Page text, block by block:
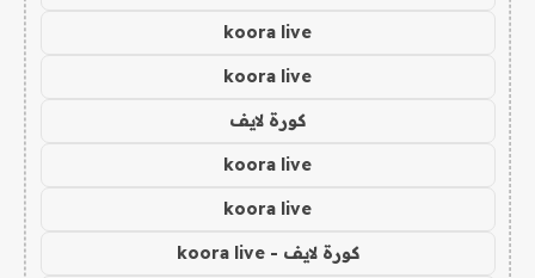
koora live
koora live
كورة لايف
koora live
koora live
كورة لايف - koora live